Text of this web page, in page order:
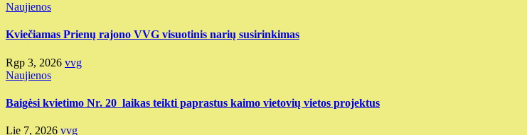
Naujienos
Kviečiamas Prienų rajono VVG visuotinis narių susirinkimas
Rgp 3, 2026 vvg
Naujienos
Baigėsi kvietimo Nr. 20 laikas teikti paprastus kaimo vietovių vietos projektus
Lie 7, 2026 vvg